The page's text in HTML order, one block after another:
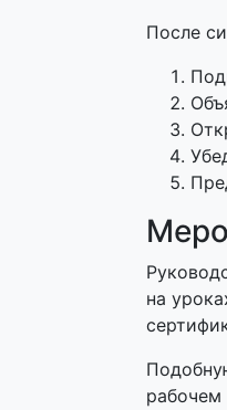
После
на
рабочем